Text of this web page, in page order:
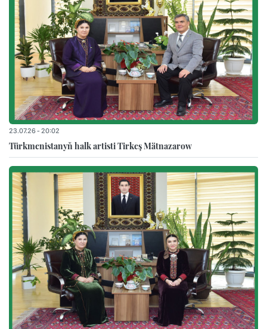
23.07.26 - 20:02
Türkmenistanyň halk artisti Tirkeş Mätnazarow